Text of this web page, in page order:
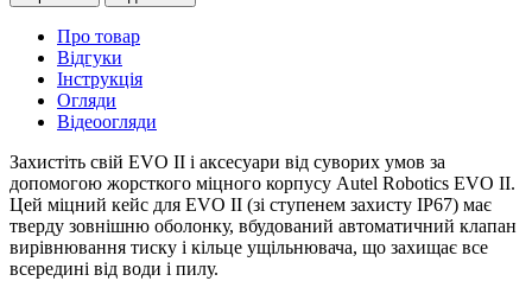
Про товар
Відгуки
Інструкція
Огляди
Відеоогляди
Захистіть свій EVO II і аксесуари від суворих умов за
допомогою жорсткого міцного корпусу Autel Robotics EVO II.
Цей міцний кейс для EVO II (зі ступенем захисту IP67) має
тверду зовнішню оболонку, вбудований автоматичний клапан
вирівнювання тиску і кільце ущільнювача, що захищає все
всередині від води і пилу.